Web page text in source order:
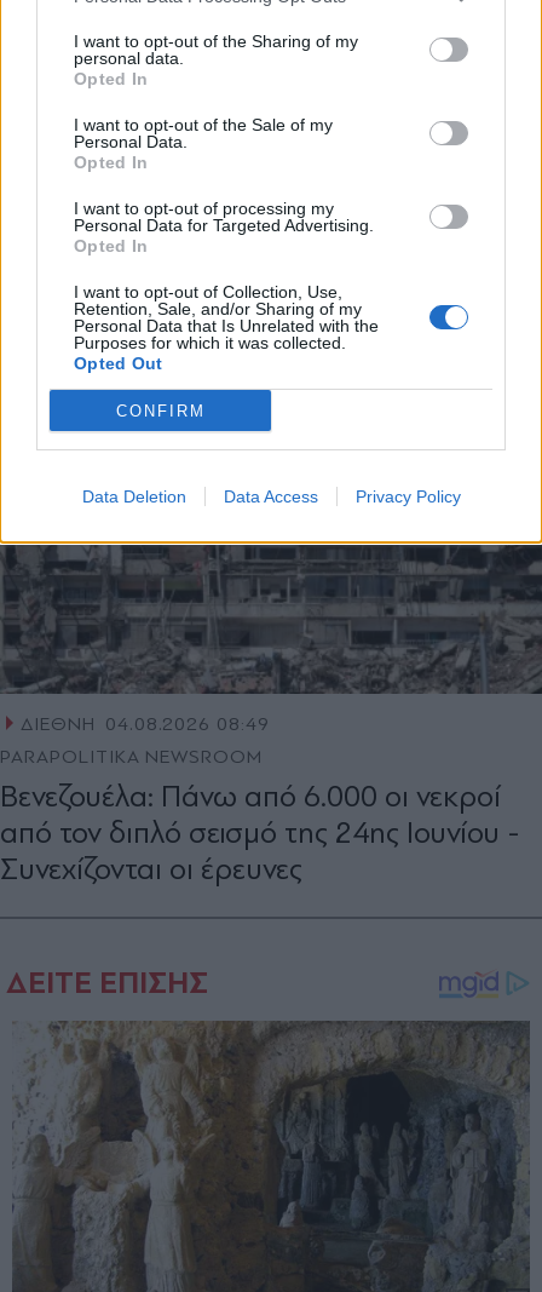
I want to opt-out of the Sharing of my
personal data.
Opted In
I want to opt-out of the Sale of my
Personal Data.
Opted In
I want to opt-out of processing my
Personal Data for Targeted Advertising.
Opted In
I want to opt-out of Collection, Use,
Retention, Sale, and/or Sharing of my
Personal Data that Is Unrelated with the
Purposes for which it was collected.
Opted Out
CONFIRM
Data Deletion Data Access Privacy Policy
ΔΙΕΘΝΗ 05.08.2026 09:20
Ουκρανία: Τουλάχιστον 17 οι νεκροί και
δεκάδες τραυματίες από τα πλήγματα της
Ρωσίας στο Κίεβο (Βίντεο)
ΔΙΕΘΝΗ
04.08.2026 08:49
PARAPOLITIKA NEWSROOM
Βενεζουέλα: Πάνω από 6.000 οι νεκροί
από τον διπλό σεισμό της 24ης Ιουνίου -
Συνεχίζονται οι έρευνες
Αποδέχομαι τους
και την πολιτική απορρήτου
X